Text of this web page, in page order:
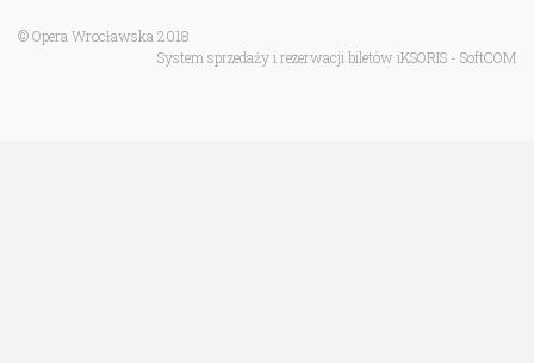
© Opera Wrocławska 2018
System sprzedaży i rezerwacji biletów iKSORIS - SoftCOM